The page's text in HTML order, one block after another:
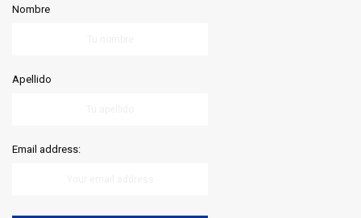
Nombre
Apellido
Email address: